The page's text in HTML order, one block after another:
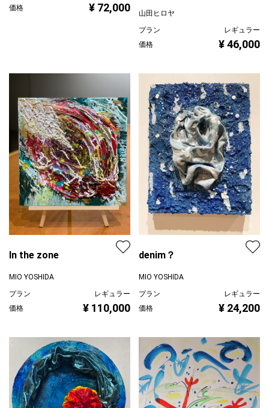
価格
¥ 72,000
山田ヒロヤ
プラン
レギュラー
価格
¥ 46,000
In the zone
MIO YOSHIDA
プラン
レギュラー
価格
¥ 110,000
denim？
MIO YOSHIDA
プラン
レギュラー
価格
¥ 24,200